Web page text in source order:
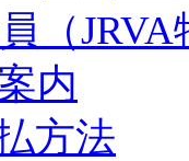
（
内
方法